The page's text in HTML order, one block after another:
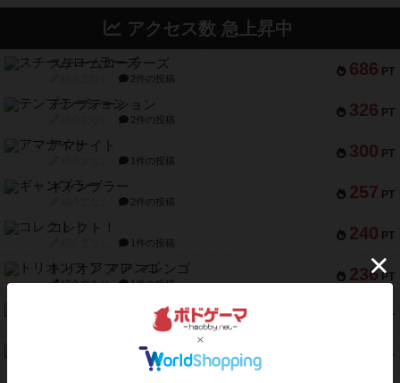
アクセス数 急上昇中
686 PT
スチームローラーズ
2件の投稿
326 PT
テンプテーション
2件の投稿
300 PT
アマナイト
1件の投稿
257 PT
ギャンブラー
2件の投稿
240 PT
コレクト！
1件の投稿
236 PT
トリオンフ ア マレンゴ
紹介文あり 1件の投稿
PT
4件の投稿
PT
バー！パーティー
1件の投稿